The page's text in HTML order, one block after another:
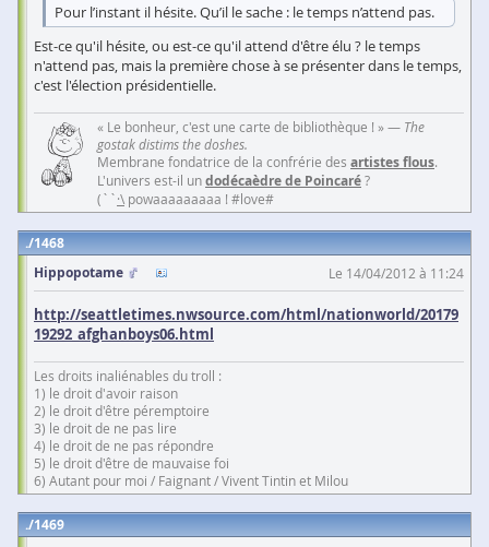
Pour l’instant il hésite. Qu’il le sache : le temps n’attend pas.
Est-ce qu'il hésite, ou est-ce qu'il attend d'être élu ? le temps
n'attend pas, mais la première chose à se présenter dans le temps,
c'est l'élection présidentielle.
« Le bonheur, c'est une carte de bibliothèque ! » — The
gostak distims the doshes.
Membrane fondatrice de la confrérie des artistes flous.
L'univers est-il undodécaèdre de Poincaré?
(``·\ powaaaaaaaaa ! #love#
1468
Hippopotame
Le 14/04/2012 à 11:24
http://seattletimes.nwsource.com/html/nationworld/20179
19292_afghanboys06.html
Les droits inaliénables du troll :
1) le droit d'avoir raison
2) le droit d'être péremptoire
3) le droit de ne pas lire
4) le droit de ne pas répondre
5) le droit d'être de mauvaise foi
6) Autant pour moi / Faignant / Vivent Tintin et Milou
1469